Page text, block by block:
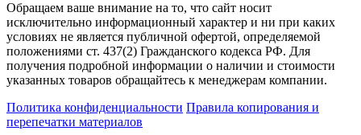
Обращаем ваше внимание на то, что сайт носит
исключительно информационный характер и ни при каких
условиях не является публичной офертой, определяемой
положениями ст. 437(2) Гражданского кодекса РФ. Для
получения подробной информации о наличии и стоимости
указанных товаров обращайтесь к менеджерам компании.
Политика конфиденциальности Правила копирования и
перепечатки материалов